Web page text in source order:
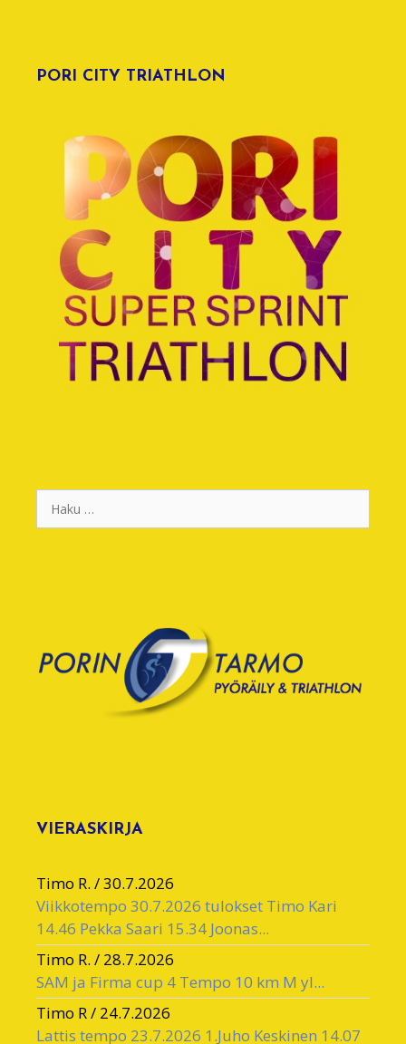
PORI CITY TRIATHLON
Haku:
VIERASKIRJA
Timo R. /30.7.2026
Viikkotempo 30.7.2026 tulokset Timo Kari
14.46 Pekka Saari 15.34 Joonas...
Timo R. / 28.7.2026
SAM ja Firma cup 4 Tempo 10 km M yl...
Timo R/ 24.7.2026
Lattis tempo 23.7.2026 1.Juho Keskinen 14.07